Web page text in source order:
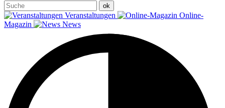
Veranstaltungen
Online-
Magazin
News